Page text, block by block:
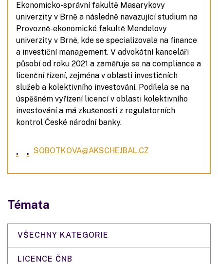
Ekonomicko-správní fakultě Masarykovy
univerzity v Brně a následně navazující studium na
Provozně-ekonomické fakultě Mendelovy
univerzity v Brně, kde se specializovala na finance
a investiční management. V advokátní kanceláři
působí od roku 2021 a zaměřuje se na compliance a
licenční řízení, zejména v oblasti investičních
služeb a kolektivního investování. Podílela se na
úspěšném vyřízení licencí v oblasti kolektivního
investování a má zkušenosti z regulatorních
kontrol České národní banky.
. . SOBOTKOVA@AKSCHEJBAL.CZ
Témata
VŠECHNY KATEGORIE
LICENCE ČNB